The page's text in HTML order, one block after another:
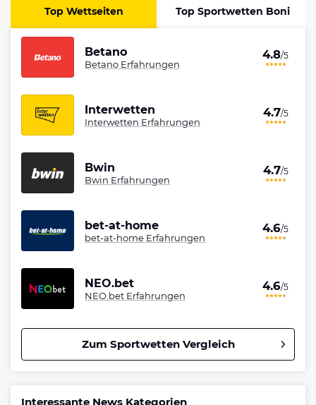
Top Wettseiten Top Sportwetten Boni
Betano
Betano Erfahrungen
4.8/5
Interwetten
Interwetten Erfahrungen
4.7/5
Bwin
Bwin Erfahrungen
4.7/5
bet-at-home
bet-at-home Erfahrungen
4.6/5
NEO.bet
NEO.bet Erfahrungen
4.6/5
Zum Sportwetten Vergleich
100% bis zu 80€
Interessante News Kategorien